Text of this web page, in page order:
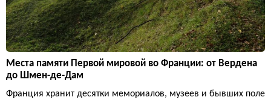
Места памяти Первой мировой во Франции: от Вердена
до Шмен-де-Дам
Франция хранит десятки мемориалов, музеев и бывших поле